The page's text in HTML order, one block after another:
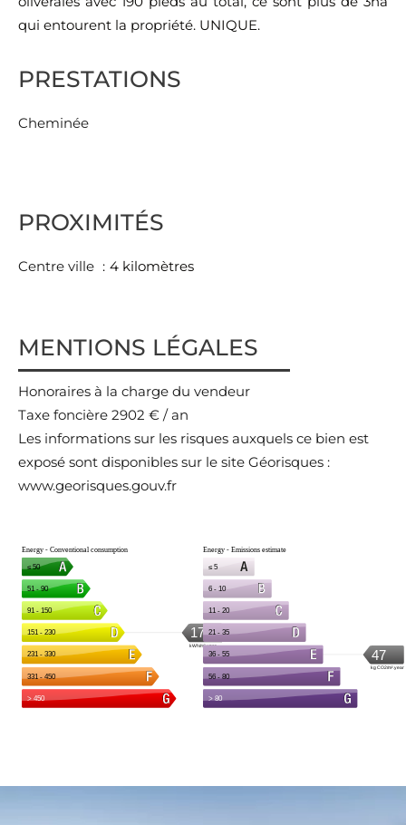
qui entourent la propriété. UNIQUE.
PRESTATIONS
Cheminée
PROXIMITÉS
Centre ville 4 kilomètres
MENTIONS LÉGALES
Honoraires à la charge du vendeur
Taxe foncière 2902 € / an
Les informations sur les risques auxquels ce bien est
exposé sont disponibles sur le site Géorisques :
www.georisques.gouv.fr